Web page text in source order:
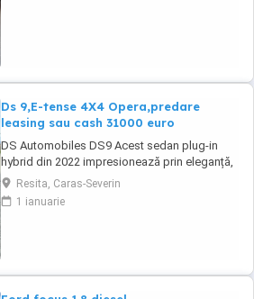
Ds 9,E-tense 4X4 Opera,predare
leasing sau cash 31000 euro
DS Automobiles DS9 Acest sedan plug-in
hybrid din 2022 impresionează prin eleganță,
tehnologie avansată și confort de top.
Vehiculul se remarcă prin dotări premium și o
experiență de condus rafinată, fiind potrivit
Resita, Caras-Severin
1 ianuarie